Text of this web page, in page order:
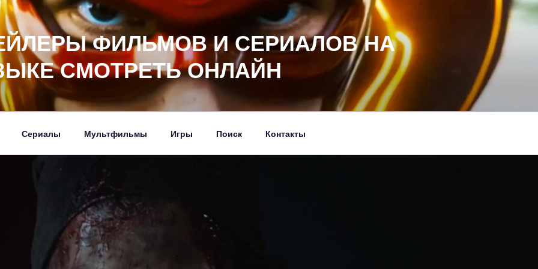
ФИЛЬМОВ И СЕРИАЛОВ НА
СМОТРЕТЬ ОНЛАЙН
Сериалы Мультфильмы Игры Поиск Контакты